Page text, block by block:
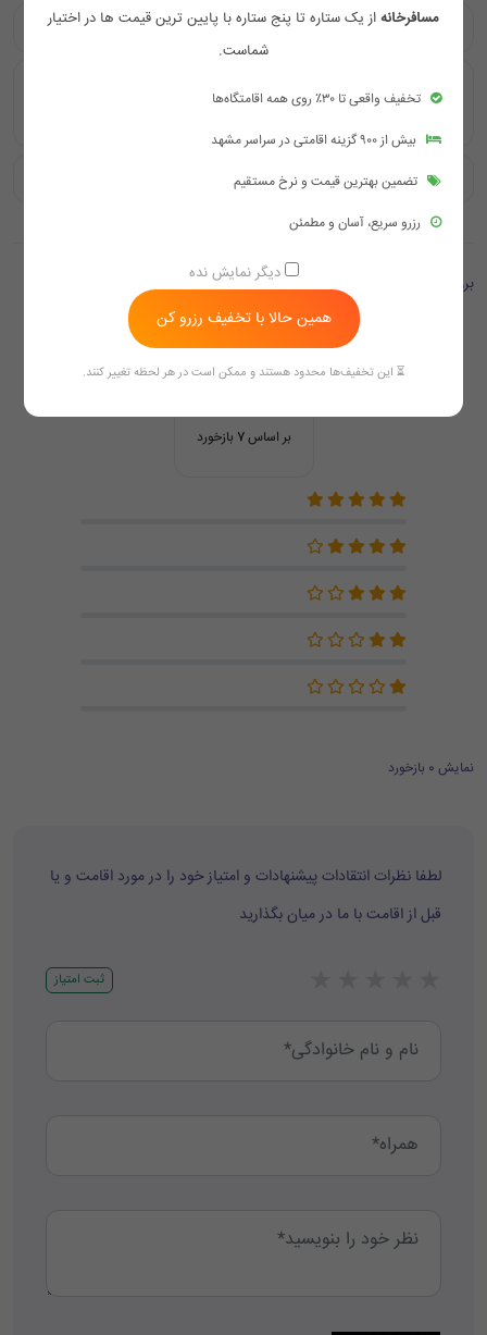
آیا هتل عالی قاپو مشهد به حرم امام رضا نزدیک است؟
آیا هتل عالی قاپو مشهد اینترنت وایرلس ارائه می‌دهد؟
بررسی ها
4.0
بر اساس 7 بازخورد
نمایش 0 بازخورد
لطفا نظرات انتقادات پیشنهادات و امتیاز خود را در مورد اقامت و یا
قبل از اقامت با ما در میان بگذارید
ثبت امتیاز
مسافرخانه از یک ستاره تا پنج ستاره با پایین ترین قیمت ها در اختیار
شماست.
تخفیف واقعی تا ۳۰٪ روی همه اقامتگاه‌ها
بیش از ۹۰۰ گزینه اقامتی در سراسر مشهد
تضمین بهترین قیمت و نرخ مستقیم
رزرو سریع، آسان و مطمئن
دیگر نمایش نده
همین حالا با تخفیف رزرو کن
⏳ این تخفیف‌ها محدود هستند و ممکن است در هر لحظه تغییر کنند.